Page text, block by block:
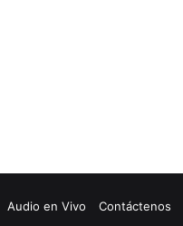
Audio en Vivo Contáctenos